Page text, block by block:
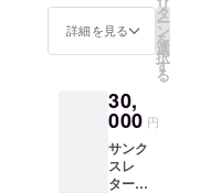
ト！ ※
ミサン
ガは色
合いや
を指定
いただ
けま
す。サ
ンクス
メール
詳細を見る
タ
ー
ン
を
選
択
す
る
30,
000 円
サンク
スレ
ター